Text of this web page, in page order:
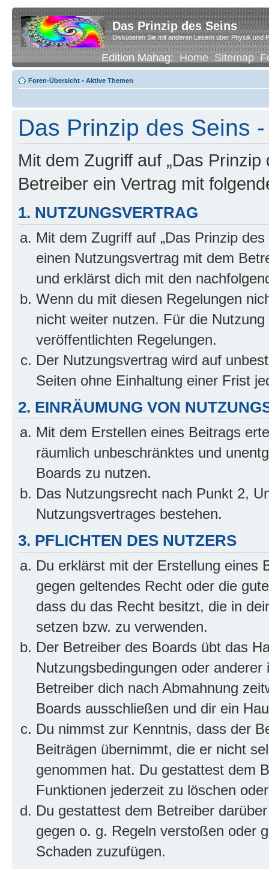
Das Prinzip des Seins
Diskutieren Sie mit anderen Lesern über Physik und
Edition Mahag:Home Sitemap
Foren-Übersicht • Aktive Themen
Das Prinzip des Seins
Mit dem Zugriff auf „Das
Betreiber ein Vertrag mit
1. NUTZUNGSVERTRAG
Mit dem Zugriff auf „Das Prinzip
einen Nutzungsvertrag mit dem
und erklärst dich mit den
Wenn du mit diesen Regelungen
nicht weiter nutzen. Für die
veröffentlichten Regelungen.
Der Nutzungsvertrag wird auf
Seiten ohne Einhaltung einer Frist
2. EINRÄUMUNG VON
Mit dem Erstellen eines Beitrags
räumlich unbeschränktes und
Boards zu nutzen.
Das Nutzungsrecht nach Punkt 2,
Nutzungsvertrages bestehen.
3. PFLICHTEN DES NUTZERS
Du erklärst mit der Erstellung eines
gegen geltendes Recht oder die
dass du das Recht besitzt, die in
setzen bzw. zu verwenden.
Der Betreiber des Boards übt das
Nutzungsbedingungen oder
Betreiber dich nach Abmahnung
Boards ausschließen und dir ein
Du nimmst zur Kenntnis, dass der
Beiträgen übernimmt, die er nicht
genommen hat. Du gestattest dem
Funktionen jederzeit zu löschen
Du gestattest dem Betreiber
gegen o. g. Regeln verstoßen oder
Schaden zuzufügen.